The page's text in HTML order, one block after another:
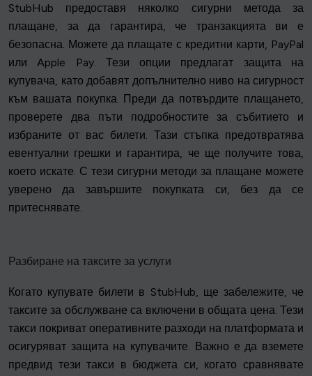
StubHub предоставя няколко сигурни метода за
плащане, за да гарантира, че транзакцията ви е
безопасна. Можете да плащате с кредитни карти, PayPal
или Apple Pay. Тези опции предлагат защита на
купувача, като добавят допълнително ниво на сигурност
към вашата покупка. Преди да потвърдите плащането,
проверете два пъти подробностите за събитието и
избраните от вас билети. Тази стъпка предотвратява
евентуални грешки и гарантира, че ще получите това,
което искате. С тези сигурни методи за плащане можете
уверено да завършите покупката си, без да се
притеснявате.
Разбиране на таксите за услуги
Когато купувате билети в StubHub, ще забележите, че
таксите за обслужване са включени в общата цена. Тези
такси покриват оперативните разходи на платформата и
осигуряват защита на купувачите. Важно е да вземете
предвид тези такси в бюджета си, когато сравнявате